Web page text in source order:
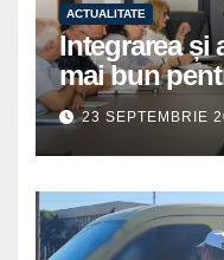
ACTUALITATE
Integrarea și
mai bun
prioritate
publice
23 SEPTEMBRIE